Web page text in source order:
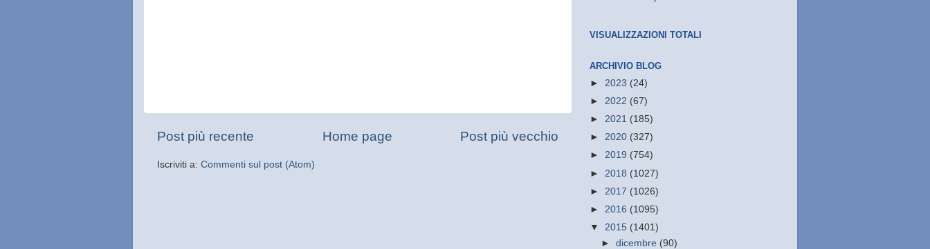
Post più recente Post più vecchio
Home page
Iscriviti a: Commenti sul post (Atom)
VISUALIZZAZIONI TOTALI
ARCHIVIO BLOG
► 2023 (24)
► 2022 (67)
► 2021 (185)
► 2020 (327)
► 2019 (754)
► 2018 (1027)
► 2017 (1026)
► 2016 (1095)
▼ 2015 (1401)
►dicembre (90)